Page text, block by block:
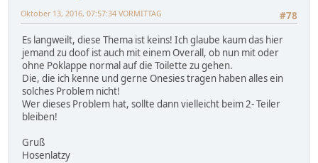
#78
Oktober 13, 2016, 07:57:34 VORMITTAG
Es langweilt, diese Thema ist keins! Ich glaube kaum das hier
jemand zu doof ist auch mit einem Overall, ob nun mit oder
ohne Poklappe normal auf die Toilette zu gehen.
Die, die ich kenne und gerne Onesies tragen haben alles ein
solches Problem nicht!
Wer dieses Problem hat, sollte dann vielleicht beim 2- Teiler
bleiben!
Gruß
Hosenlatzy